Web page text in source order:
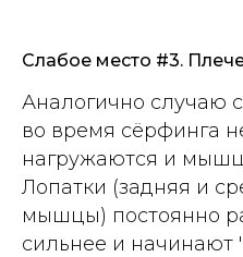
Слабое место #3.
Аналогично случаю
во время сёрфинга
нагружаются и
Лопатки (задняя и
мышцы) постоянно
сильнее и начинают